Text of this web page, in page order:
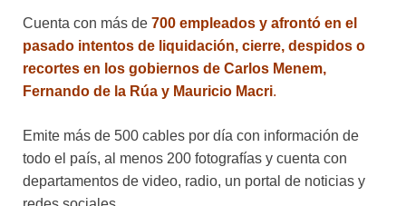
Cuenta con más de 700 empleados y afrontó en el
pasado intentos de liquidación, cierre, despidos o
recortes en los gobiernos de Carlos Menem,
Fernando de la Rúa y Mauricio Macri.
Emite más de 500 cables por día con información de
todo el país, al menos 200 fotografías y cuenta con
departamentos de video, radio, un portal de noticias y